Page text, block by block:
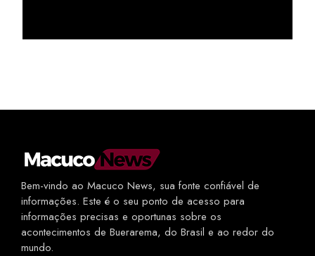
Bem-vindo ao Macuco News, sua fonte confiável de
informações. Este é o seu ponto de acesso para
informações precisas e oportunas sobre os
acontecimentos de Buerarema, do Brasil e ao redor do
mundo.